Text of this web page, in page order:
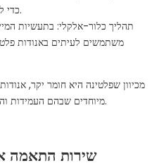
כדי לסייע בהפקדת יוני מתכת על משטח.
תהליך כלור-אלקלי: בתעשיות
משתמשים לעיתים באנודות
מכיוון שפלטינה היא חומר יקר,
מיוחדים שבהם העמידות והאינרטיות שלהם מספקות יתרון מובהק.
שירות התאמה